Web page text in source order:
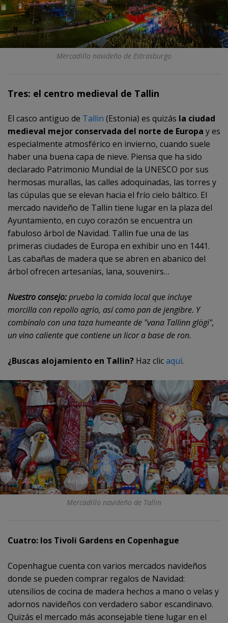
Mercadillo navideño de Estrasburgo
Tres: el centro medieval de Tallin
El casco antiguo de Tallin (Estonia) es quizás la ciudad
medieval mejor conservada del norte de Europa y es
especialmente atmosférico en invierno, cuando suele
haber una buena capa de nieve. Piensa que ha sido
declarado Patrimonio Mundial de la UNESCO por sus
hermosas murallas, las calles adoquinadas, las torres y
las cúpulas que se elevan hacia el frío cielo báltico. El
mercado navideño de Tallin tiene lugar en la plaza del
Ayuntamiento, en cuyo corazón se encuentra un
fabuloso árbol de Navidad. Tallin fue una de las
primeras ciudades de Europa en exhibir uno en 1441.
Las cabañas de madera que se abren en abanico del
árbol ofrecen artesanías, lana, souvenirs…
Nuestro consejo:prueba la comida local que incluye
morcilla con repollo agrio, así como pan de jengibre. Y
combínalo con una taza humeante de "vana Tallinn glögi",
un vino caliente que contiene un licor a base de ron.
¿Buscas alojamiento en Tallin? Haz clicaquí.
Mercadillo navideño de Tallin
Cuatro: los Tivoli Gardens en Copenhague
Copenhague cuenta con varios mercados navideños
donde se pueden comprar regalos de Navidad:
utensilios de cocina de madera hechos a mano o velas y
adornos navideños con verdadero sabor escandinavo.
Quizás el mercado más aconsejable tiene lugar en el